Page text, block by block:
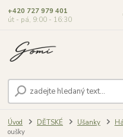
+420 727 979 401
út - pá, 9:00 - 16:30
Úvod DĚTSKÉ Ušanky
oušky